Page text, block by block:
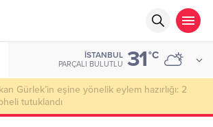
İSTANBUL
PARÇALI BULUTLU 31°C
Derneği’nde milyonluk vurgun iddiası: Haluk
ve Ekibine gözaltı